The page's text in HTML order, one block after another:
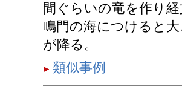
間ぐらいの竜を作り
鳴門の海につけると
が降る。
類似事例